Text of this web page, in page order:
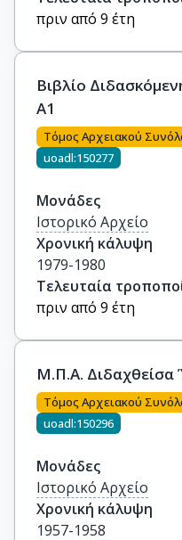
πριν από 9 έτη
Βιβλίο
Α1
Τόμος Αρχειακού
uoadl:150277
Μονάδες
Ιστορικό Αρχείο
Χρονική κάλυψη
1979-1980
Τελευταία
πριν από 9 έτη
Μ.Π.Α. Διδαχθείσα
Τόμος Αρχειακού
uoadl:150296
Μονάδες
Ιστορικό Αρχείο
Χρονική κάλυψη
1957-1958